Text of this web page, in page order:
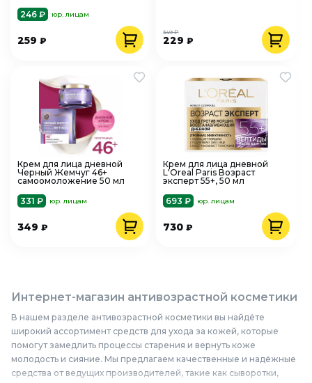
246 ₽
юр. лицам
259 ₽ 229₽
349 ₽
Крем для лица дневной
Черный Жемчуг 46+
самоомоложение 50 мл
331 ₽
юр. лицам
349 ₽
Крем для лица дневной
L'Oreal Paris Возраст
эксперт 55+, 50 мл
693 ₽
юр. лицам
730₽
Интернет-магазин антивозрастной косметики
В нашем разделе антивозрастной косметики вы найдёте
широкий ассортимент средств для ухода за кожей, которые
помогут замедлить процессы старения и вернуть коже
молодость и сияние. Мы предлагаем качественные и надёжные
средства от ведущих производителей, такие как сыворотки,